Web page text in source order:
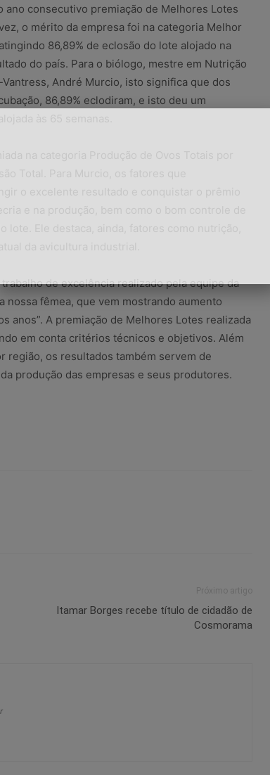
ano consecutivo premiação de Melhores Lotes
o mérito da empresa foi na categoria Melhor
86,89% de eclosão do lote alojado na
do país. Para o biólogo, mestre em Nutrição
André Murcio, isto significa que dos
86,89% eclodiram, e isto deu um
às 65 semanas.
na categoria Produção de Ovos Totais por
Total. Para Murcio, os fatores que
o excelente resultado e conquistar o prêmio
e na produção, bem como o bom controle de
Ele destaca, ainda, fatores como nutrição,
da avicultura industrial.
de excelência realizado pela equipe da
nossa fêmea, que vem mostrando aumento
anos”. A premiação de Melhores Lotes realizada
em conta critérios técnicos e objetivos. Além
região, os resultados também servem de
produção das empresas e seus produtores.
Itamar Borges recebe título de cidadão de
Cosmorama